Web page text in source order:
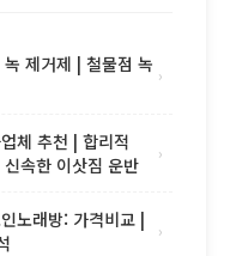
제거제 | 철물점 녹 ›
체 추천 | 합리적
속한 이삿짐 운반
›
노래방: 가격비교 |
›